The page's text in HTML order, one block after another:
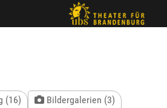
(16) Bildergalerien (3)